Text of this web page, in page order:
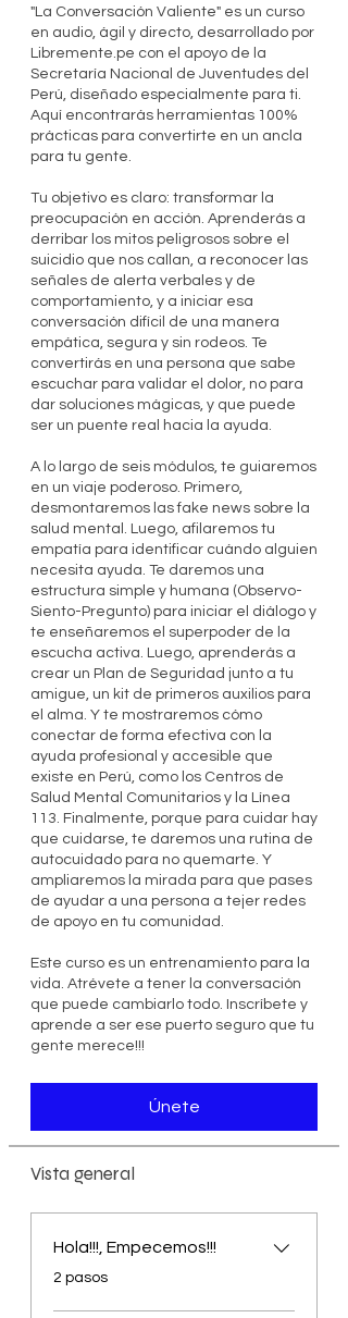
"La Conversación Valiente" es un curso
en audio, ágil y directo, desarrollado por
Libremente.pe con el apoyo de la
Secretaría Nacional de Juventudes del
Perú, diseñado especialmente para ti.
Aquí encontrarás herramientas 100%
prácticas para convertirte en un ancla
para tu gente.
Tu objetivo es claro: transformar la
preocupación en acción. Aprenderás a
derribar los mitos peligrosos sobre el
suicidio que nos callan, a reconocer las
señales de alerta verbales y de
comportamiento, y a iniciar esa
conversación difícil de una manera
empática, segura y sin rodeos. Te
convertirás en una persona que sabe
escuchar para validar el dolor, no para
dar soluciones mágicas, y que puede
ser un puente real hacia la ayuda.
A lo largo de seis módulos, te guiaremos
en un viaje poderoso. Primero,
desmontaremos las fake news sobre la
salud mental. Luego, afilaremos tu
empatía para identificar cuándo alguien
necesita ayuda. Te daremos una
estructura simple y humana (Observo-
Siento-Pregunto) para iniciar el diálogo y
te enseñaremos el superpoder de la
escucha activa. Luego, aprenderás a
crear un Plan de Seguridad junto a tu
amigue, un kit de primeros auxilios para
el alma. Y te mostraremos cómo
conectar de forma efectiva con la
ayuda profesional y accesible que
existe en Perú, como los Centros de
Salud Mental Comunitarios y la Línea
113. Finalmente, porque para cuidar hay
que cuidarse, te daremos una rutina de
autocuidado para no quemarte. Y
ampliaremos la mirada para que pases
de ayudar a una persona a tejer redes
de apoyo en tu comunidad.
Este curso es un entrenamiento para la
vida. Atrévete a tener la conversación
que puede cambiarlo todo. Inscríbete y
aprende a ser ese puerto seguro que tu
gente merece!!!
Únete
Vista general
Hola!!!, Empecemos!!!
.2 pasos